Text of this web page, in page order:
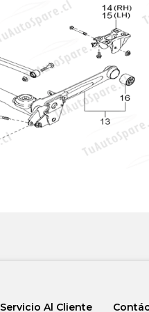
Servicio Al Cliente